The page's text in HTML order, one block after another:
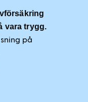
vara trygg.
på